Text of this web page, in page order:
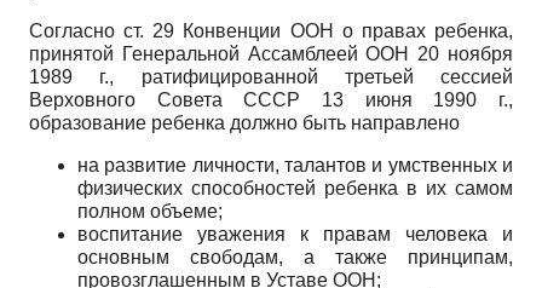
Согласно ст. 29 Конвенции ООН о правах ребенка,
принятой Генеральной Ассамблеей ООН 20 ноября
1989 г., ратифицированной третьей сессией
Верховного Совета СССР 13 июня 1990 г.,
образование ребенка должно быть направлено
на развитие личности, талантов и умственных и
физических способностей ребенка в их самом
полном объеме;
воспитание уважения к правам человека и
основным свободам, а также принципам,
провозглашенным в Уставе ООН;